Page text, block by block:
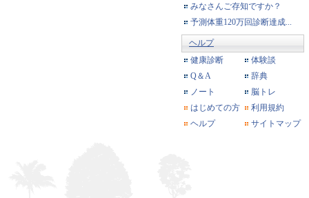
みなさんご存知ですか？
予測体重120万回診断達成...
ヘルプ
健康診断
体験談
Q＆A
辞典
ノート
脳トレ
はじめての方
利用規約
ヘルプ
サイトマップ